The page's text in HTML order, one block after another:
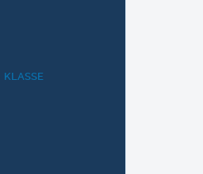
KLASSE